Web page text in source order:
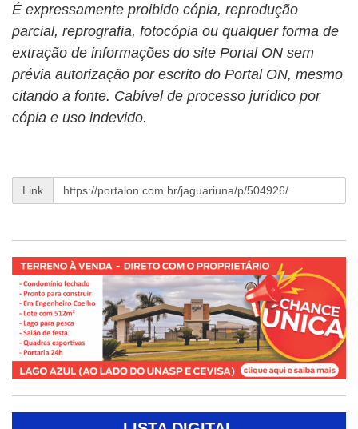
É expressamente proibido cópia, reprodução
parcial, reprografia, fotocópia ou qualquer forma de
extração de informações do site Portal ON sem
prévia autorização por escrito do Portal ON, mesmo
citando a fonte. Cabível de processo jurídico por
cópia e uso indevido.
Link